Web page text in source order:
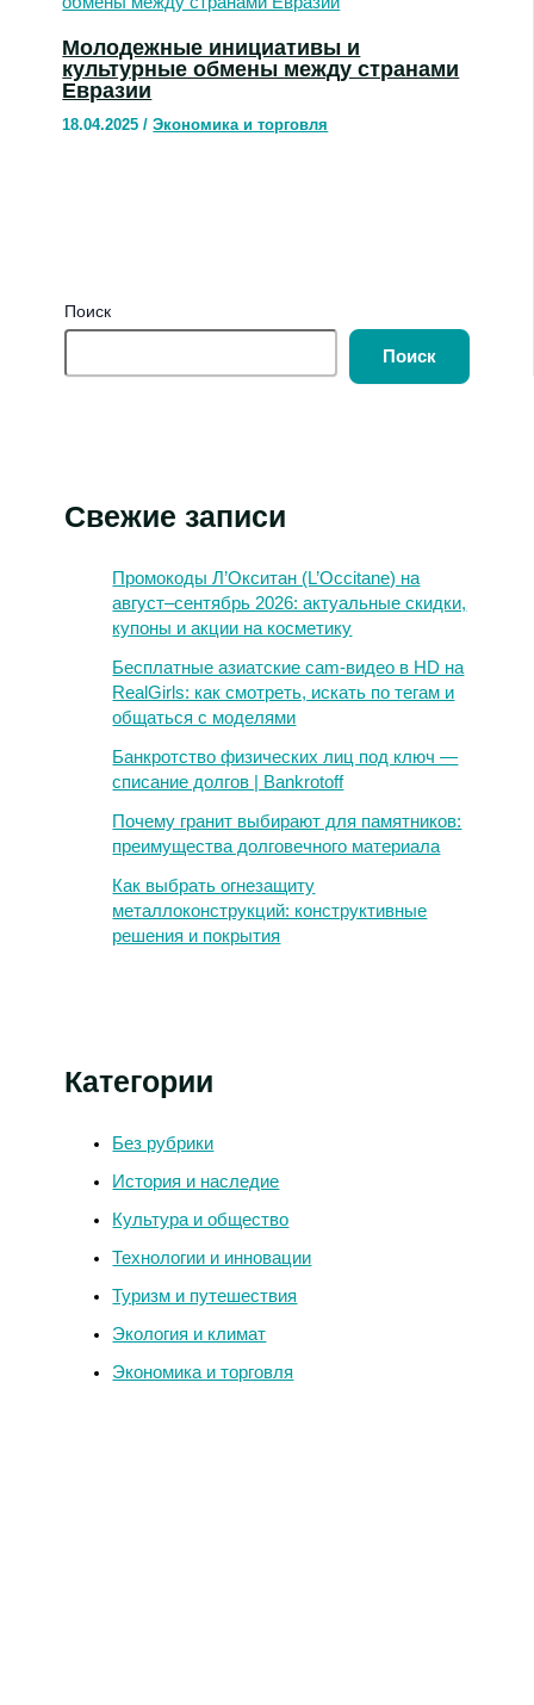
Молодежные инициативы и
культурные обмены между странами
Евразии
18.04.2025/Экономика и торговля
Поиск
Поиск
Свежие записи
Промокоды Л’Окситан (L’Occitane) на
август–сентябрь 2026: актуальные скидки,
купоны и акции на косметику
Бесплатные азиатские cam-видео в HD на
RealGirls: как смотреть, искать по тегам и
общаться с моделями
Банкротство физических лиц под ключ —
списание долгов | Bankrotoff
Почему гранит выбирают для памятников:
преимущества долговечного материала
Как выбрать огнезащиту
металлоконструкций: конструктивные
решения и покрытия
Категории
Без рубрики
История и наследие
Культура и общество
Технологии и инновации
Туризм и путешествия
Экология и климат
Экономика и торговля